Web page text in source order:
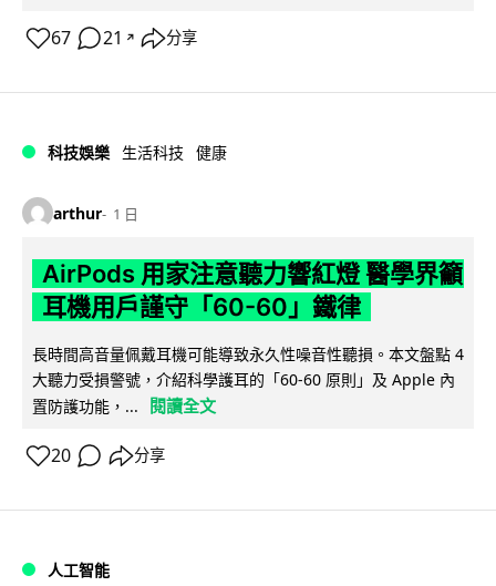
67 21 ↗ 分享
科技娛樂 生活科技 健康
arthur 1 日
AirPods 用家注意聽力響紅燈 醫學界籲
耳機用戶謹守「60-60」鐵律
長時間高音量佩戴耳機可能導致永久性噪音性聽損。本文盤點 4
大聽力受損警號，介紹科學護耳的「60-60 原則」及 Apple 內
置防護功能，...
閱讀全文
20 分享
人工智能